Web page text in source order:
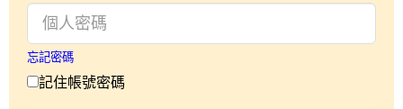
忘記密碼
記住帳號密碼